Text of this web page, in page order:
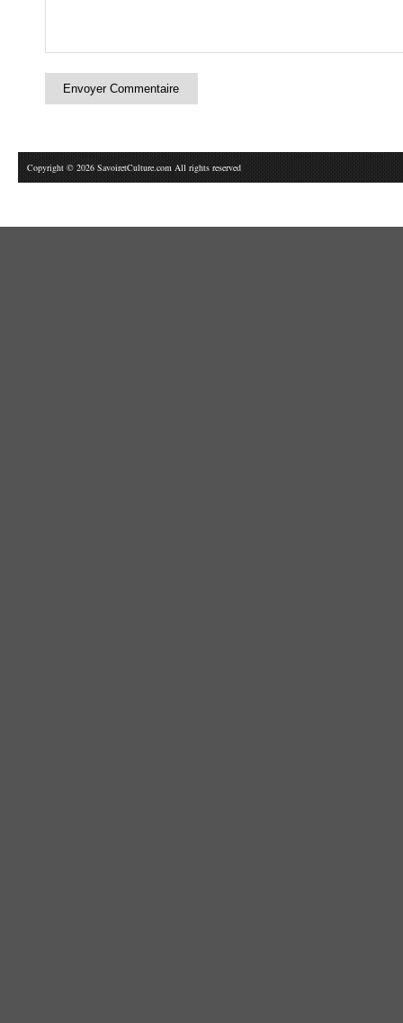
Copyright © 2026 SavoiretCulture.com All rights reserved